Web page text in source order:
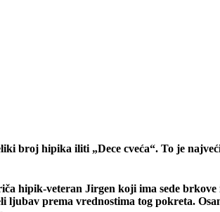
broj hipika iliti „Dece cveća“. To je
hipik-veteran Jirgen koji ima sede
prema vrednostima tog pokreta.